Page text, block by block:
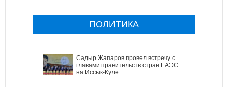
ПОЛИТИКА
Садыр Жапаров провел встречу с
главами правительств стран ЕАЭС
на Иссык-Куле